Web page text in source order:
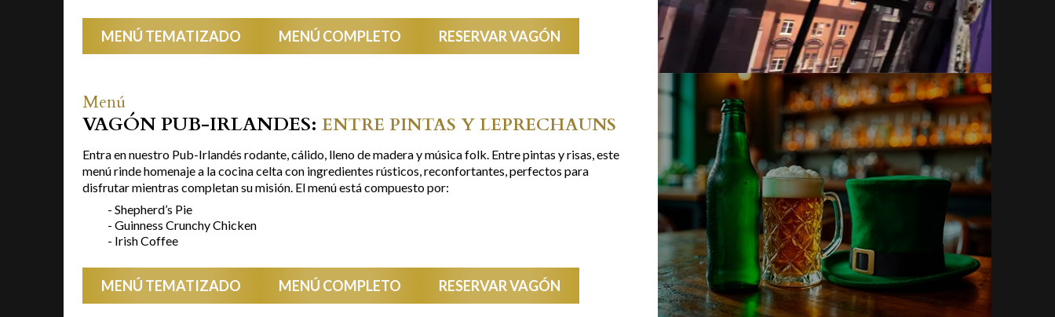
MENÚ TEMATIZADO MENÚ COMPLETO RESERVAR VAGÓN
Menú
VAGÓN PUB-IRLANDES: ENTRE PINTAS Y LEPRECHAUNS
Entra en nuestro Pub-Irlandés rodante, cálido, lleno de madera y música folk. Entre pintas y risas, este
menú rinde homenaje a la cocina celta con ingredientes rústicos, reconfortantes, perfectos para
disfrutar mientras completan su misión. El menú está compuesto por:
- Shepherd’s Pie
- Guinness Crunchy Chicken
- Irish Coffee
MENÚ TEMATIZADO MENÚ COMPLETO RESERVAR VAGÓN